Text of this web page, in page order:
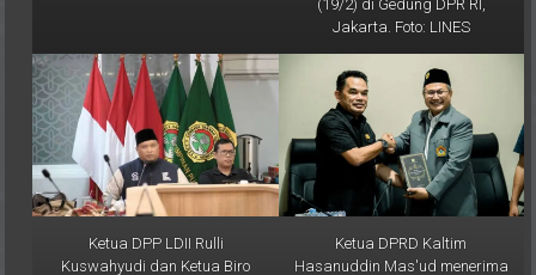
Ketua DPP LDII Rulli
Kuswahyudi dan Ketua Biro
KIM DPP LDII Ludhy Cahyana
Ketua DPRD Kaltim
Hasanuddin Mas'ud menerima
cenderamata buku pedoman